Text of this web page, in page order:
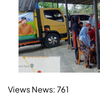
Views News: 761